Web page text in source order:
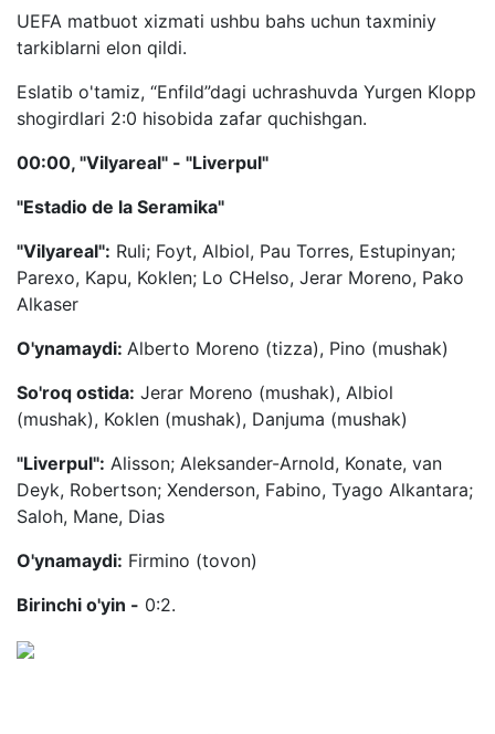
UEFA matbuot xizmati ushbu bahs uchun taxminiy
tarkiblarni elon qildi.
Eslatib o'tamiz, “Enfild”dagi uchrashuvda Yurgen Klopp
shogirdlari 2:0 hisobida zafar quchishgan.
00:00, "Vilyareal" - "Liverpul"
"Estadio de la Seramika"
"Vilyareal": Ruli; Foyt, Albiol, Pau Torres, Estupinyan;
Parexo, Kapu, Koklen; Lo CHelso, Jerar Moreno, Pako
Alkaser
O'ynamaydi: Alberto Moreno (tizza), Pino (mushak)
So'roq ostida: Jerar Moreno (mushak), Albiol
(mushak), Koklen (mushak), Danjuma (mushak)
"Liverpul": Alisson; Aleksander-Arnold, Konate, van
Deyk, Robertson; Xenderson, Fabino, Tyago Alkantara;
Saloh, Mane, Dias
O'ynamaydi: Firmino (tovon)
Birinchi o'yin - 0:2.